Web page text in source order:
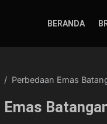
BERANDA
Perbedaan Emas
Emas